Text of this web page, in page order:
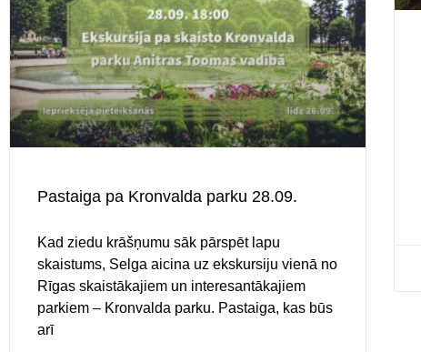
Pastaiga pa Kronvalda parku 28.09.
Kad ziedu krāšņumu sāk pārspēt lapu
skaistums, Selga aicina uz ekskursiju vienā no
Rīgas skaistākajiem un interesantākajiem
parkiem – Kronvalda parku. Pastaiga, kas būs
arī